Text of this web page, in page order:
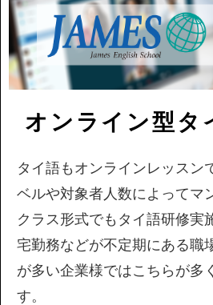
オンライン型タ
タイ語もオンラインレッスン
ベルや対象者人数によってマ
クラス形式でもタイ語研修実
宅勤務などが不定期にある職
が多い企業様ではこちらが多
す。